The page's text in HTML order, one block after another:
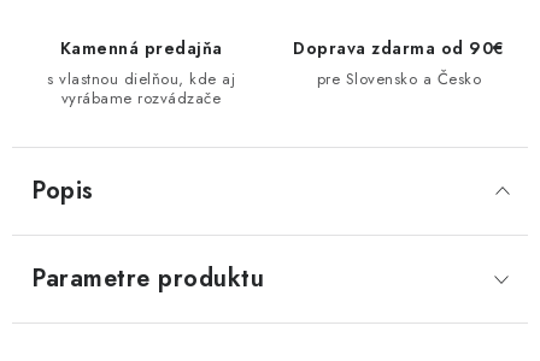
Kamenná predajňa
s vlastnou dielňou, kde aj
vyrábame rozvádzače
Doprava zdarma od 90€
pre Slovensko a Česko
Popis
Parametre produktu